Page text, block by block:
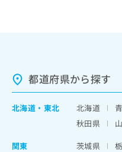
都道府県から探す
北海道 ・ 東北 北海道
秋田県
関東
茨城県